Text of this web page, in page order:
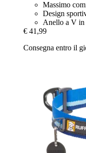
Massimo
Design
Anello a V
€ 41,99
Consegna entro il